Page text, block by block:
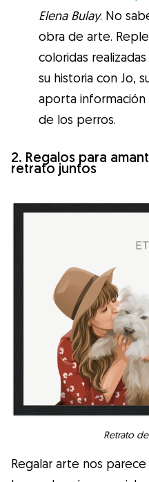
Elena Bulay. No
obra de arte.
coloridas
su historia con Jo,
aporta información
de los perros.
2. Regalos para
retrato juntos
Retrato
Regalar arte nos